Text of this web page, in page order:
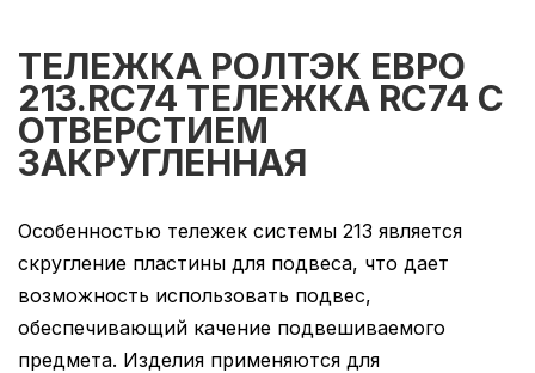
ТЕЛЕЖКА РОЛТЭК ЕВРО
213.RC74 ТЕЛЕЖКА RC74 С
ОТВЕРСТИЕМ
ЗАКРУГЛЕННАЯ
Особенностью тележек системы 213 является
скругление пластины для подвеса, что дает
возможность использовать подвес,
обеспечивающий качение подвешиваемого
предмета. Изделия применяются для